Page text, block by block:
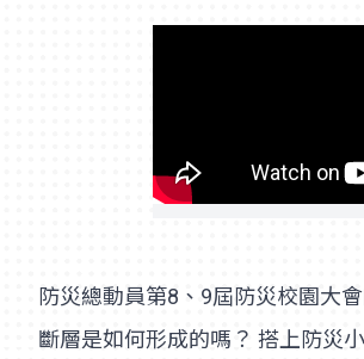
防災總動員第8、9屆防災校園大
斷層是如何形成的嗎？ 搭上防災